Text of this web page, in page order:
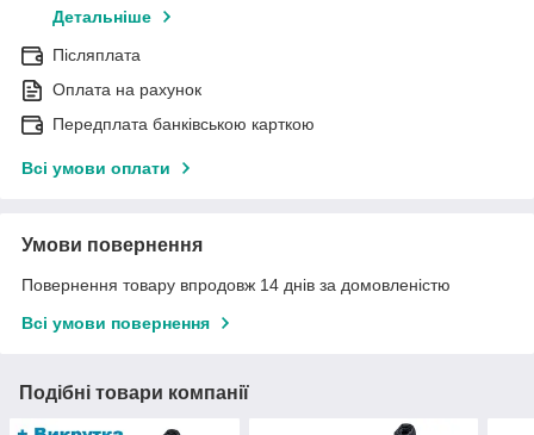
Детальніше
Післяплата
Оплата на рахунок
Передплата банківською карткою
Всі умови оплати
Умови повернення
Повернення товару впродовж 14 днів за домовленістю
Всі умови повернення
Подібні товари компанії